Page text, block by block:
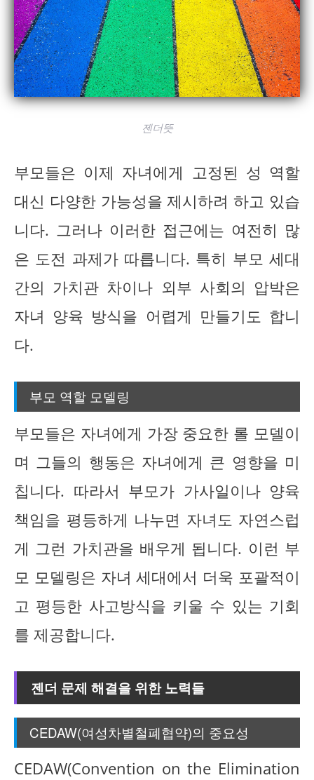
젠더뜻
부모들은 이제 자녀에게 고정된 성 역할
대신 다양한 가능성을 제시하려 하고 있습
니다. 그러나 이러한 접근에는 여전히 많
은 도전 과제가 따릅니다. 특히 부모 세대
간의 가치관 차이나 외부 사회의 압박은
자녀 양육 방식을 어렵게 만들기도 합니
다.
부모 역할 모델링
부모들은 자녀에게 가장 중요한 롤 모델이
며 그들의 행동은 자녀에게 큰 영향을 미
칩니다. 따라서 부모가 가사일이나 양육
책임을 평등하게 나누면 자녀도 자연스럽
게 그런 가치관을 배우게 됩니다. 이런 부
모 모델링은 자녀 세대에서 더욱 포괄적이
고 평등한 사고방식을 키울 수 있는 기회
를 제공합니다.
젠더 문제 해결을 위한 노력들
CEDAW(여성차별철폐협약)의 중요성
CEDAW(Convention on the Elimination